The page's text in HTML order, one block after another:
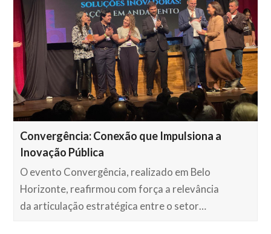
Convergência: Conexão que Impulsiona a
Inovação Pública
O evento Convergência, realizado em Belo
Horizonte, reafirmou com força a relevância
da articulação estratégica entre o setor…